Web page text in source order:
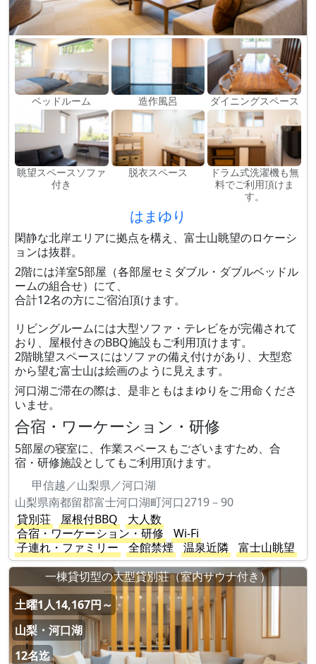
ベッドルーム 造作風呂 ダイニングスペース
眺望スペースソファ
付き
脱衣スペース
ドラム式洗濯機も無
料でご利用頂けま
す。
はまゆり
閑静な北岸エリアに拠点を構え、富士山眺望のロケーシ
ョンは抜群。
2階には洋室5部屋（各部屋セミダブル・ダブルベッドル
ームの組合せ）にて、
合計12名の方にご宿泊頂けます。
リビングルームには大型ソファ・テレビをが完備されて
おり、屋根付きのBBQ施設もご利用頂けます。
2階眺望スペースにはソファの備え付けがあり、大型窓
から望む富士山は絵画のように見えます。
河口湖ご滞在の際は、是非ともはまゆりをご用命くださ
いませ。
合宿・ワーケーション・研修
5部屋の寝室に、作業スペースもございますため、合
宿・研修施設としてもご利用頂けます。
甲信越／山梨県／河口湖
山梨県南都留郡富士河口湖町河口2719－90
貸別荘
屋根付BBQ
大人数
合宿・ワーケーション・研修
Wi-Fi
子連れ・ファミリー
全館禁煙 温泉近隣
富士山眺望
一棟貸切型の大型貸別荘（室内サウナ付き）
土曜1人14,167円～
山梨・河口湖
12名迄